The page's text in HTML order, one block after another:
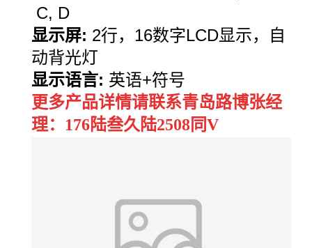
C, D
显示屏: 2行， 16数字LCD显示，自
动背光灯
显示语言: 英语+符号
更多产品详情请联系青岛路博张经
理：176陆叁久陆2508同V